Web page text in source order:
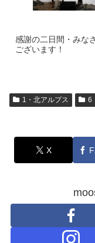
感謝の二日間・みな
ございます！
1・北アルプス 6
X